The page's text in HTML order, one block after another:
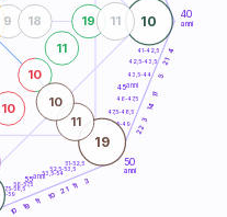
40
anni
50
anni
41-42,5
42,5-43,5
43,5-44
46-47,5
47,5-48,5
48,5-49
51-52,5
52,5-53,5
53,5-54
56-57,5
57,5-58,5
59
4
21
5
11
14
3
22
3
11
21
10
11
19
10
10
19
10
10
11
19 11
9 18
11
10
45anni
55anni